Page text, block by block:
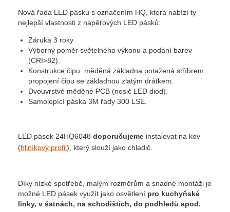
Nová řada LED pásku s označením HQ, která nabízí ty
nejlepší vlastnosti z napěťových LED pásků:
Záruka 3 roky
Výborný poměr světelného výkonu a podání barev
(CRI>82).
Konstrukce čipu: měděná základna potažená stříbrem,
propojení čipu se základnou zlatým drátkem.
Dvouvrstvé měděné PCB (nosič LED diod).
Samolepící páska 3M řady 300 LSE.
LED pásek 24HQ6048 doporučujeme instalovat na kov
(hliníkový profil), který slouží jako chladič.
Díky nízké spotřebě, malým rozměrům a snadné montáži je
možné LED pásek využít jako osvětlení pro kuchyňské
linky, v šatnách, na schodištích, do podhledů apod.